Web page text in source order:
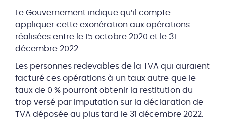
Le Gouvernement indique qu’il compte
appliquer cette exonération aux opérations
réalisées entre le 15 octobre 2020 et le 31
décembre 2022.
Les personnes redevables de la TVA qui auraient
facturé ces opérations à un taux autre que le
taux de 0 % pourront obtenir la restitution du
trop versé par imputation sur la déclaration de
TVA déposée au plus tard le 31 décembre 2022.